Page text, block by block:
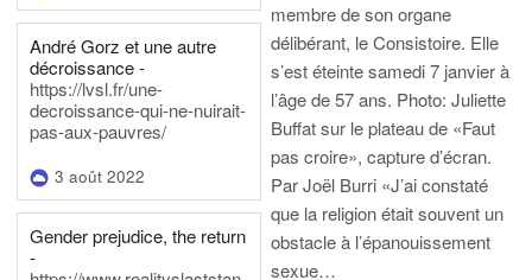
André Gorz et une autre
décroissance -
https://lvsl.fr/une-
decroissance-qui-ne-nuirait-
pas-aux-pauvres/
3 août 2022
Gender prejudice, the return
-
membre de son organe
délibérant, le Consistoire. Elle
s’est éteinte samedi 7 janvier à
l’âge de 57 ans. Photo: Juliette
Buffat sur le plateau de «Faut
pas croire», capture d’écran.
Par Joël Burri «J’ai constaté
que la religion était souvent un
obstacle à l’épanouissement
sexue…